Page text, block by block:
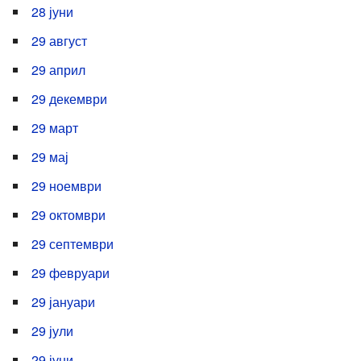
28 јуни
29 август
29 април
29 декември
29 март
29 мај
29 ноември
29 октомври
29 септември
29 февруари
29 јануари
29 јули